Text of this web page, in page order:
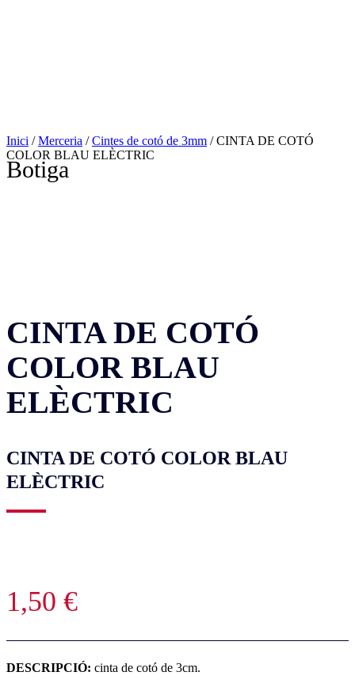
Botiga
Inici /Merceria /Cintes de cotó de 3mm / CINTA DE COTÓ
COLOR BLAU ELÈCTRIC
CINTA DE COTÓ
COLOR BLAU
ELÈCTRIC
CINTA DE COTÓ COLOR BLAU
ELÈCTRIC
1,50 €
DESCRIPCIÓ: cinta de cotó de 3cm.